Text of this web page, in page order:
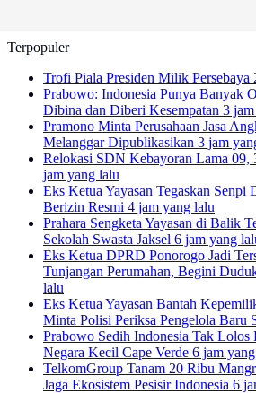
Terpopuler
Trofi Piala Presiden Milik Persebaya
Prabowo: Indonesia Punya Banyak
Dibina dan Diberi Kesempatan 3
Pramono Minta Perusahaan Jasa
Melanggar Dipublikasikan 3 jam
Relokasi SDN Kebayoran Lama 09,
jam yang lalu
Eks Ketua Yayasan Tegaskan Senpi
Berizin Resmi 4 jam yang lalu
Prahara Sengketa Yayasan di Balik
Sekolah Swasta Jaksel 6 jam yang
Eks Ketua DPRD Ponorogo Jadi
Tunjangan Perumahan, Begini
lalu
Eks Ketua Yayasan Bantah
Minta Polisi Periksa Pengelola Baru
Prabowo Sedih Indonesia Tak Lolos
Negara Kecil Cape Verde 6 jam
TelkomGroup Tanam 20 Ribu
Jaga Ekosistem Pesisir Indonesia 6